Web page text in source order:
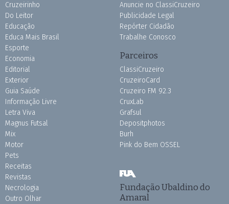
Cruzeirinho
Do Leitor
Educação
Educa Mais Brasil
Esporte
Economia
Editorial
Exterior
Guia Saúde
Informação Livre
Letra Viva
Magnus Futsal
Mix
Motor
Pets
Receitas
Revistas
Necrologia
Outro Olhar
Anuncie no ClassiCruzeiro
Publicidade Legal
Repórter Cidadão
Trabalhe Conosco
Parceiros
ClassiCruzeiro
CruzeiroCard
Cruzeiro FM 92.3
CruxLab
Grafsul
Depositphotos
Burh
Pink do Bem OSSEL
Fundação Ubaldino do
Amaral